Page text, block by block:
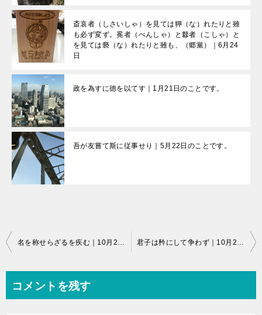
斎哀者（しさいしゃ）を見ては狎（な）れたりと雖
も必ず変ず。冕者（べんしゃ）と鼛者（こしゃ）と
を見ては褻（な）れたりと雖も、（郷黨）｜6月24
日
政を為すに徳を以てす｜1月21日のことです。
吾が友嘗て斯に従事せり｜5月22日のことです。
投
ビ
コメントを残す